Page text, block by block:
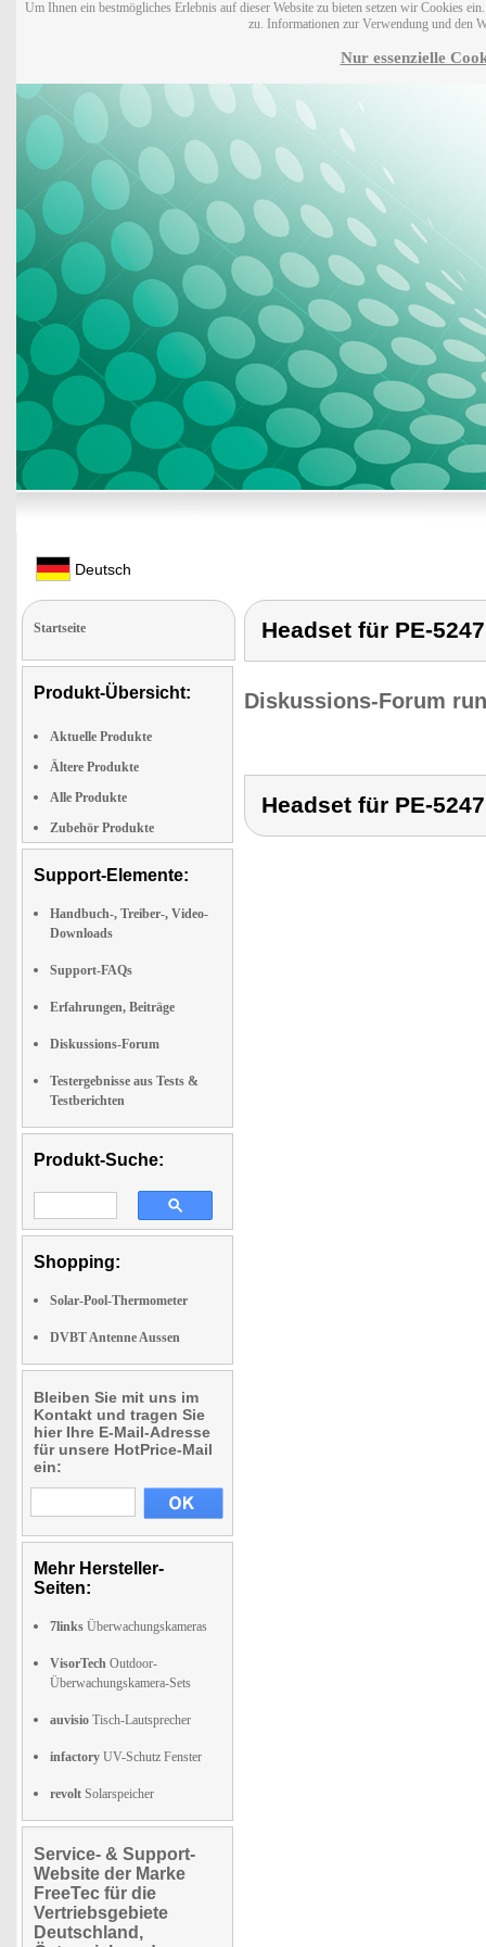
Um Ihnen ein bestmögliches Erlebnis auf dieser Website zu bieten setzen wir Cookies
zu. Informationen zur Verwendung und den
Nur essenzielle
Deutsch
Startseite
Produkt-Übersicht:
Aktuelle Produkte
Ältere Produkte
Alle Produkte
Zubehör Produkte
Support-Elemente:
Handbuch-, Treiber-, Video-
Downloads
Support-FAQs
Erfahrungen, Beiträge
Diskussions-Forum
Testergebnisse aus Tests &
Testberichten
Produkt-Suche:
Shopping:
Solar-Pool-Thermometer
DVBT Antenne Aussen
Bleiben Sie mit uns im
Kontakt und tragen Sie
hier Ihre E-Mail-Adresse
für unsere HotPrice-Mail
ein:
Mehr Hersteller-
Seiten:
7links Überwachungskameras
VisorTech Outdoor-
Überwachungskamera-Sets
auvisio Tisch-Lautsprecher
infactory UV-Schutz Fenster
revolt Solarspeicher
Service- & Support-
Website der Marke
FreeTec für die
Vertriebsgebiete
Deutschland,
Headset für PE-5247
Diskussions-Forum
Headset für PE-5247